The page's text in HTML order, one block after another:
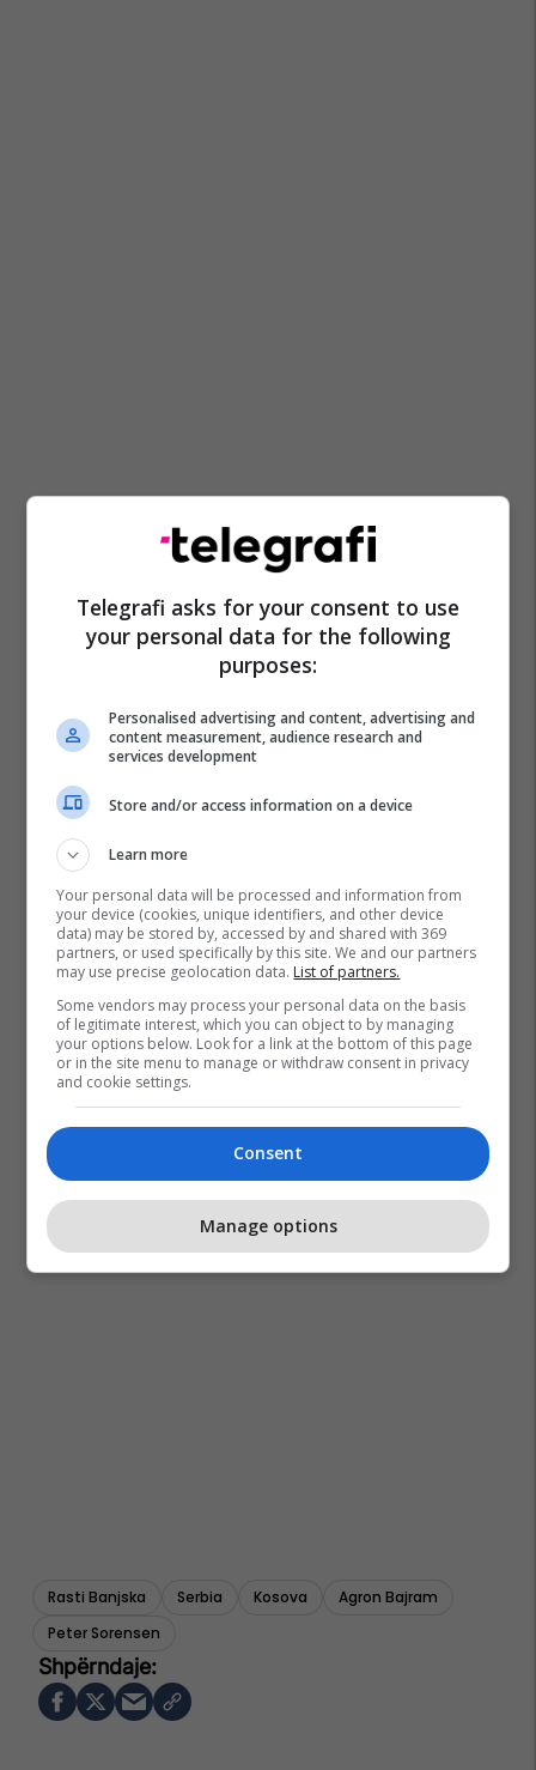
Rasti Banjska Serbia Kosova
Agron Bajram
Peter Sorensen
Telegrafi asks for your consent to use
your personal data for the following
purposes:
Personalised advertising and content, advertising and
content measurement, audience research and
services development
Store and/or access information on a device
Learn more
Your personal data will be processed and information from
your device (cookies, unique identifiers, and other device
data) may be stored by, accessed by and shared with 369
partners, or used specifically by this site. We and our partners
may use precise geolocation data. List of partners.
Some vendors may process your personal data on the basis
of legitimate interest, which you can object to by managing
your options below. Look for a link at the bottom of this page
or in the site menu to manage or withdraw consent in privacy
and cookie settings.
Consent
Manage options